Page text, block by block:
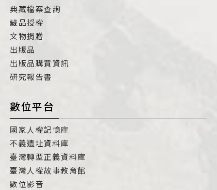
典藏檔案查詢
藏品授權
文物捐贈
出版品
出版品購買資訊
研究報告書
數位平台
國家人權記憶庫
不義遺址資料庫
臺灣轉型正義資料庫
臺灣人權故事教育館
數位影音